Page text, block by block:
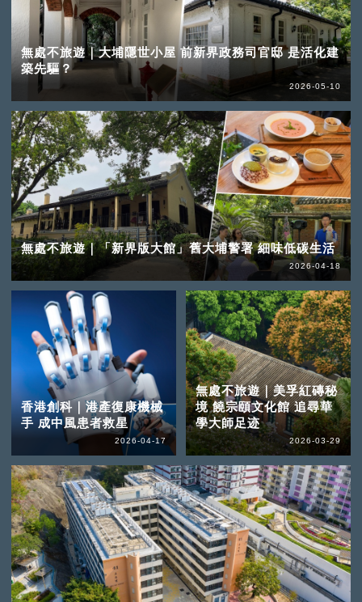
無處不旅遊｜大埔隱世小屋 前新界政務司官邸 是活化建
築先驅？
2026-05-10
無處不旅遊｜「新界版大館」舊大埔警署 細味低碳生活
2026-04-18
香港創科｜港產復康機械
手 成中風患者救星
2026-04-17
無處不旅遊｜美孚紅磚秘
境 饒宗頤文化館 追尋華
學大師足迹
2026-03-29